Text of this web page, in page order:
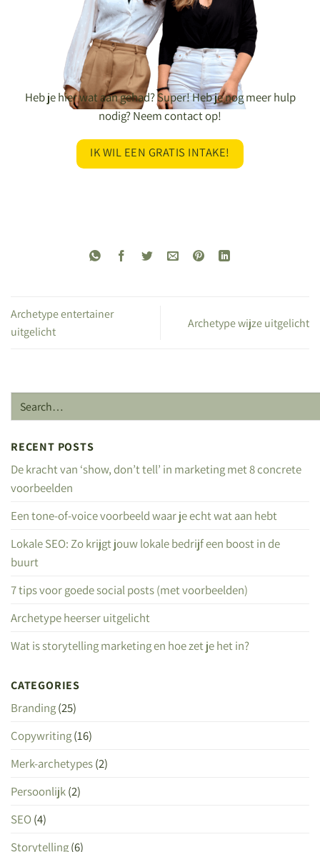
Heb je hier wat aan gehad? Super! Heb je nog meer hulp
nodig? Neem contact op!
IK WIL EEN GRATIS INTAKE!
Archetype entertainer
uitgelicht
Archetype wijze uitgelicht
RECENT POSTS
De kracht van ‘show, don’t tell’ in marketing met 8 concrete
voorbeelden
Een tone-of-voice voorbeeld waar je echt wat aan hebt
Lokale SEO: Zo krijgt jouw lokale bedrijf een boost in de
buurt
7 tips voor goede social posts (met voorbeelden)
Archetype heerser uitgelicht
Wat is storytelling marketing en hoe zet je het in?
CATEGORIES
Branding(25)
Copywriting(16)
Merk-archetypes(2)
Persoonlijk(2)
SEO(4)
Storytelling(6)